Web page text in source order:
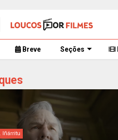
Breve Seções
Iñárritu